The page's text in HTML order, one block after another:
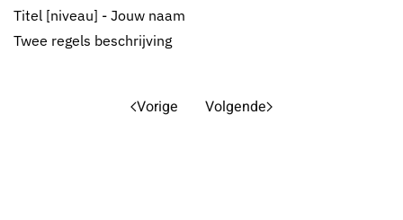
Titel [niveau] - Jouw naam
Twee regels beschrijving
Vorige Volgende